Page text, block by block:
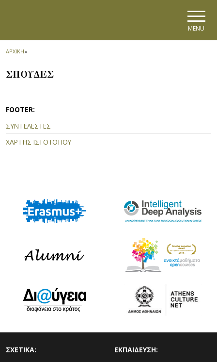
MENU
ΑΡΧΙΚΗ»
ΣΠΟΥΔΕΣ
FOOTER:
ΣΥΝΤΕΛΕΣΤΕΣ
ΧΑΡΤΗΣ ΙΣΤΟΤΟΠΟΥ
ΣΧΕΤΙΚΑ: ΕΚΠΑΙΔΕΥΣΗ: